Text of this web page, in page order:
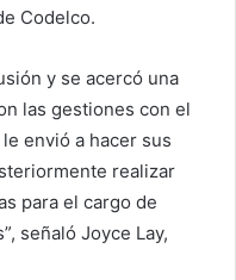
Codelco.
y se acercó una
las gestiones con el
envió a hacer sus
realizar
para el cargo de
señaló Joyce Lay,